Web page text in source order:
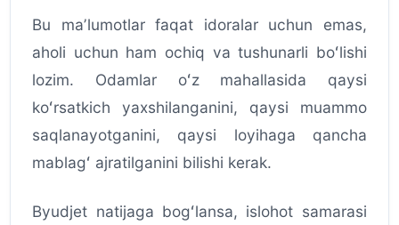
Bu maʼlumotlar faqat idoralar uchun emas,
aholi uchun ham ochiq va tushunarli boʻlishi
lozim. Odamlar oʻz mahallasida qaysi
koʻrsatkich yaxshilanganini, qaysi muammo
saqlanayotganini, qaysi loyihaga qancha
mablagʻ ajratilganini bilishi kerak.
Byudjet natijaga bogʻlansa, islohot samarasi